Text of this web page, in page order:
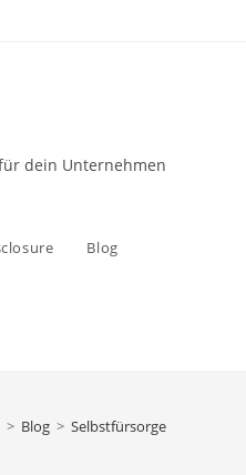
dein Unternehmen
Blog
> Blog > Selbstfürsorge